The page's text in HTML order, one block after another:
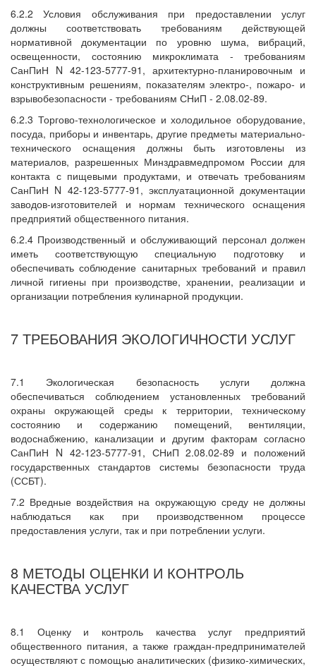
6.2.2 Условия обслуживания при предоставлении услуг
должны соответствовать требованиям действующей
нормативной документации по уровню шума, вибраций,
освещенности, состоянию микроклимата - требованиям
СанПиН N 42-123-5777-91, архитектурно-планировочным и
конструктивным решениям, показателям электро-, пожаро- и
взрывобезопасности - требованиям СНиП - 2.08.02-89.
6.2.3 Торгово-технологическое и холодильное оборудование,
посуда, приборы и инвентарь, другие предметы материально-
технического оснащения должны быть изготовлены из
материалов, разрешенных Минздравмедпромом России для
контакта с пищевыми продуктами, и отвечать требованиям
СанПиН N 42-123-5777-91, эксплуатационной документации
заводов-изготовителей и нормам технического оснащения
предприятий общественного питания.
6.2.4 Производственный и обслуживающий персонал должен
иметь соответствующую специальную подготовку и
обеспечивать соблюдение санитарных требований и правил
личной гигиены при производстве, хранении, реализации и
организации потребления кулинарной продукции.
7 ТРЕБОВАНИЯ ЭКОЛОГИЧНОСТИ УСЛУГ
7.1 Экологическая безопасность услуги должна
обеспечиваться соблюдением установленных требований
охраны окружающей среды к территории, техническому
состоянию и содержанию помещений, вентиляции,
водоснабжению, канализации и другим факторам согласно
СанПиН N 42-123-5777-91, СНиП 2.08.02-89 и положений
государственных стандартов системы безопасности труда
(ССБТ).
7.2 Вредные воздействия на окружающую среду не должны
наблюдаться как при производственном процессе
предоставления услуги, так и при потреблении услуги.
8 МЕТОДЫ ОЦЕНКИ И КОНТРОЛЬ
КАЧЕСТВА УСЛУГ
8.1 Оценку и контроль качества услуг предприятий
общественного питания, а также граждан-предпринимателей
осуществляют с помощью аналитических (физико-химических,